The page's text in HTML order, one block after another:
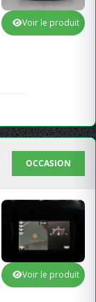
Voir le produit
OCCASION
Voir le produit